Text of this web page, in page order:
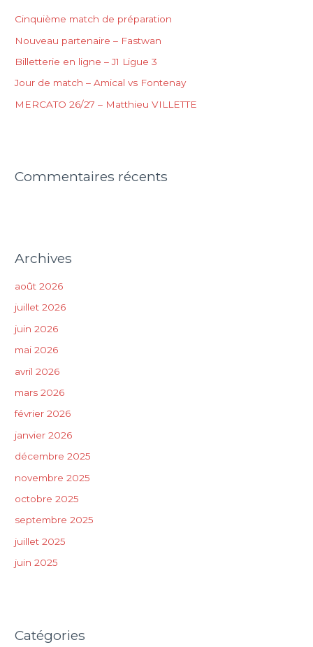
e
r
Cinquième match de préparation
Nouveau partenaire – Fastwan
Billetterie en ligne – J1 Ligue 3
Jour de match – Amical vs Fontenay
MERCATO 26/27 – Matthieu VILLETTE
Commentaires récents
Archives
août 2026
juillet 2026
juin 2026
mai 2026
avril 2026
mars 2026
février 2026
janvier 2026
décembre 2025
novembre 2025
octobre 2025
septembre 2025
juillet 2025
juin 2025
Catégories